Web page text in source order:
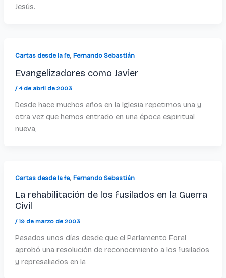
Jesús.
Cartas desde la fe, Fernando Sebastián
Evangelizadores como Javier
/4 de abril de 2003
Desde hace muchos años en la Iglesia repetimos una y
otra vez que hemos entrado en una época espiritual
nueva,
Cartas desde la fe, Fernando Sebastián
La rehabilitación de los fusilados en la Guerra
Civil
/19 de marzo de 2003
Pasados unos días desde que el Parlamento Foral
aprobó una resolución de reconocimiento a los fusilados
y represaliados en la